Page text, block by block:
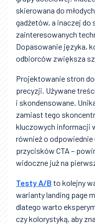
skierowana do
gadżetów, a inaczej
zainteresowanych
Dopasowanie języka,
odbiorców zwiększa
Projektowanie stron
precyzji. Używane
i skondensowane.
zamiast tego
kluczowych informacji
również o
przycisków CTA –
widoczne już na
Testy A/B to kolejny
warianty landing page
dlatego warto
czy kolorystyką, aby